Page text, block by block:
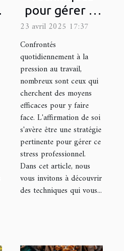
pour gérer la
pression au
travail grâce à
l'affirmation
de soi
23 avril 2025 17:37
Confrontés
quotidiennement à la
pression au travail,
nombreux sont ceux qui
cherchent des moyens
efficaces pour y faire
face. L'affirmation de soi
s'avère être une stratégie
pertinente pour gérer ce
stress professionnel.
Dans cet article, nous
vous invitons à découvrir
des techniques qui vous...